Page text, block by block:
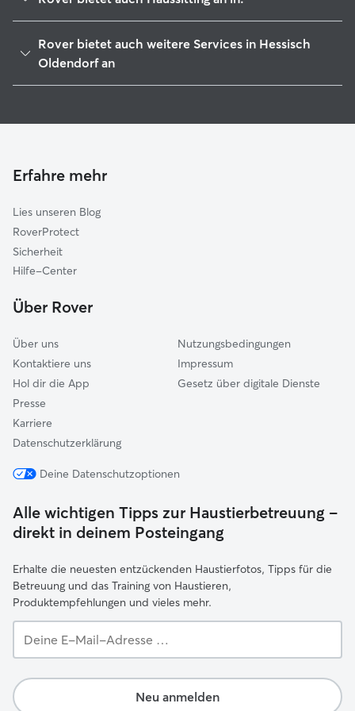
Rinteln
Obernkirchen
Extertal
Bad Münder am Deister
Nienstädt
Bückeburg
Rover bietet auch weitere Services in Hessisch
Oldendorf an
Gassi-Service in Hessisch Oldendorf
Erfahre mehr
Lies unseren Blog
RoverProtect
Sicherheit
Hilfe-Center
Über Rover
Über uns
Kontaktiere uns
Hol dir die App
Presse
Karriere
Datenschutzerklärung
Nutzungsbedingungen
Impressum
Gesetz über digitale Dienste
Deine Datenschutzoptionen
Alle wichtigen Tipps zur Haustierbetreuung –
direkt in deinem Posteingang
Erhalte die neuesten entzückenden Haustierfotos, Tipps für die
Betreuung und das Training von Haustieren,
Produktempfehlungen und vieles mehr.
E-
Adresse …
Neu anmelden